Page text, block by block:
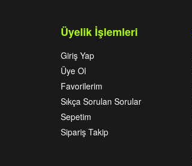
Üyelik İşlemleri
Giriş Yap
Üye Ol
Favorilerim
Sıkça Sorulan Sorular
Sepetim
Sipariş Takip